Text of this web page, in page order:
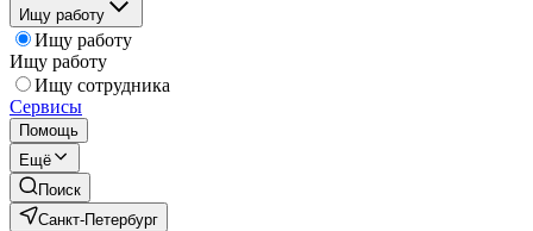
Ищу работу
Ищу работу
Ищу работу
Ищу сотрудника
Сервисы
Помощь
Ещё
Поиск
Санкт-Петербург